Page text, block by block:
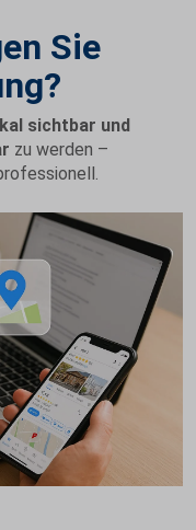
Sie
sichtbar und
zu werden –